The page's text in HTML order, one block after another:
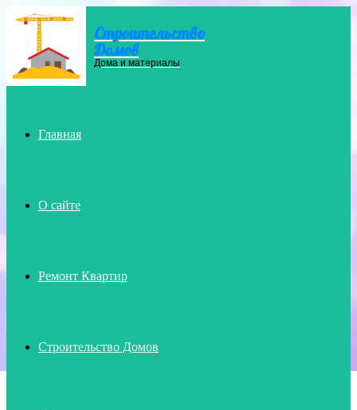
Строительство
Домов
Дома и материалы
Главная
О сайте
Ремонт Квартир
Строительство Домов